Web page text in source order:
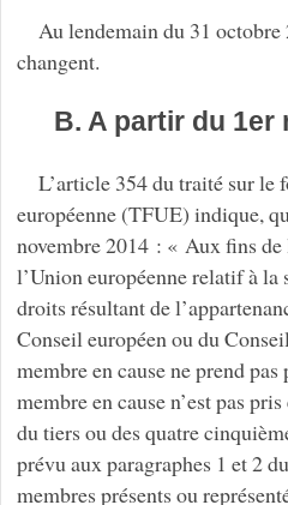
Au lendemain du 31 octobre
changent.
B. A partir du 1er
L’article 354 du traité sur le
européenne (TFUE) indique,
novembre 2014 : « Aux fins
l’Union européenne relatif à la
droits résultant de
Conseil européen ou du
membre en cause ne prend
membre en cause n’est pas
du tiers ou des quatre
prévu aux paragraphes 1 et 2
membres présents ou